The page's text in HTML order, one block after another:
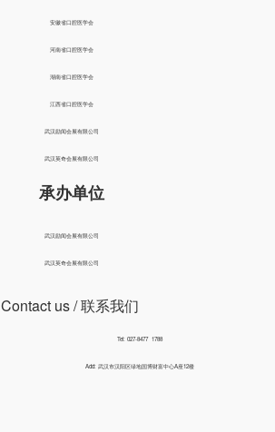
安徽省口腔医学会
河南省口腔医学会
湖南省口腔医学会
江西省口腔医学会
武汉励闻会展有限公司
武汉英奇会展有限公司
承办单位
武汉励闻会展有限公司
武汉英奇会展有限公司
Contact us/ 联系我们
Tel: 027-8477 1788
Add: 武汉市汉阳区绿地国博财富中心A座12楼